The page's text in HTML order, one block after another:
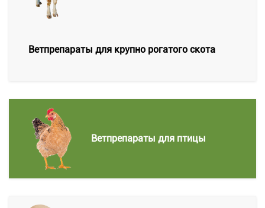
Ветпрепараты для крупно рогатого скота
Ветпрепараты для птицы